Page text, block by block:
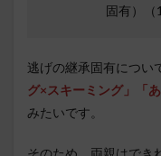
固有）（
逃げの継承固有につい
グ×スキーミング」「
みたいです。
そのため、両親はでき